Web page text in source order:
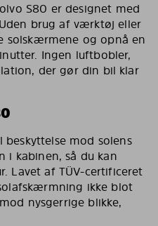
S80 er designet med
brug af værktøj eller
solskærmene og opnå en
Ingen luftbobler,
der gør din bil klar
mod solens
i kabinen, så du kan
Lavet af TÜV-certificeret
ikke blot
nysgerrige blikke,